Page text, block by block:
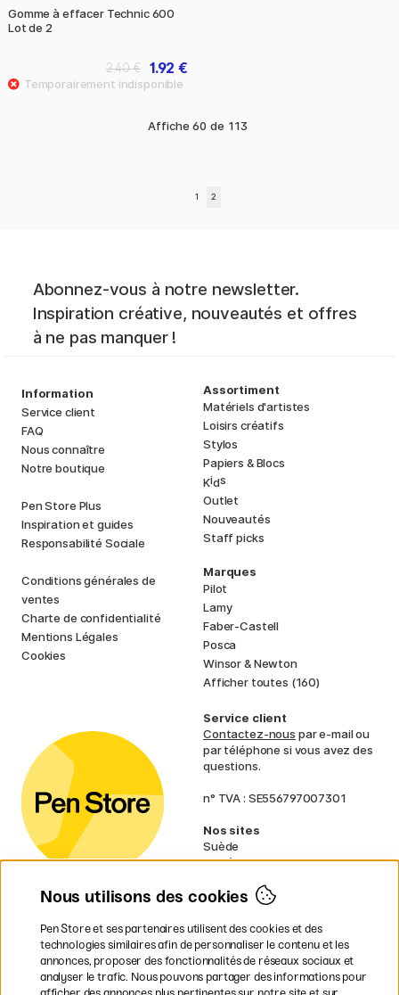
Gomme à effacer Technic 600
Lot de 2
1.92 €
2.40 €
Affiche 60 de 113
1 2
Abonnez-vous à notre newsletter.
Inspiration créative, nouveautés et offres
à ne pas manquer !
Information
Service client
FAQ
Nous connaître
Notre boutique
Pen Store Plus
Inspiration et guides
Responsabilité Sociale
Conditions générales de
ventes
Charte de confidentialité
Mentions Légales
Cookies
Assortiment
Matériels d'artistes
Loisirs créatifs
Stylos
Papiers & Blocs
Kids
Outlet
Nouveautés
Staff picks
Marques
Pilot
Lamy
Faber-Castell
Posca
Winsor & Newton
Afficher toutes (160)
Service client
Contactez-nous par e-mail ou
par téléphone si vous avez des
questions.
n° TVA : SE556797007301
Nos sites
Suède
Norvège
Finlande
Irlande
Pays-Bas
Royaume-Uni
UE
Nous utilisons des cookies
Pen Store et ses partenaires utilisent des cookies et des
technologies similaires afin de personnaliser le contenu et les
annonces, proposer des fonctionnalités de réseaux sociaux et
analyser le trafic. Nous pouvons partager des informations pour